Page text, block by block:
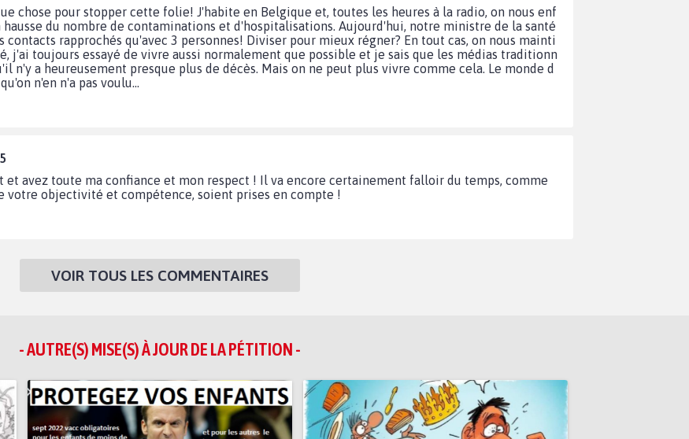
chose pour stopper cette folie! J'habite en Belgique et, toutes les heures à la radio, on nous enf
du nombre de contaminations et d'hospitalisations. Aujourd'hui, notre ministre de la santé
rapprochés qu'avec 3 personnes! Diviser pour mieux régner? En tout cas, on nous mainti
j'ai toujours essayé de vivre aussi normalement que possible et je sais que les médias traditionn
n'y a heureusement presque plus de décès. Mais on ne peut plus vivre comme cela. Le monde d
n'en n'a pas voulu...
et avez toute ma confiance et mon respect ! Il va encore certainement falloir du temps, comme
votre objectivité et compétence, soient prises en compte !
VOIR TOUS LES COMMENTAIRES
- AUTRE(S) MISE(S) À JOUR DE LA PÉTITION -